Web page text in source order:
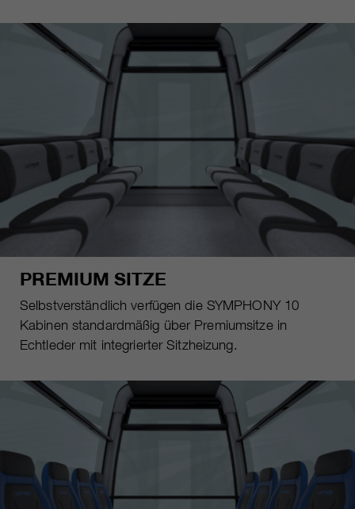
PREMIUM SITZE
Selbstverständlich verfügen die SYMPHONY 10
Kabinen standardmäßig über Premiumsitze in
Echtleder mit integrierter Sitzheizung.